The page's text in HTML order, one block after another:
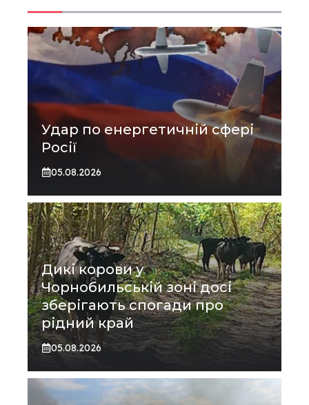
Удар по енергетичній сфері
Росії
05.08.2026
Дикі корови у
Чорнобильській зоні досі
зберігають спогади про
рідний край
05.08.2026